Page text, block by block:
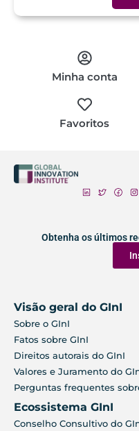
Minha conta
Favoritos
Obtenha os últimos
Visão geral do GInI
Sobre o GInI
Fatos sobre GInI
Direitos autorais do GInI
Valores e Juramento do
Perguntas frequentes
Ecossistema GInI
Conselho Consultivo do